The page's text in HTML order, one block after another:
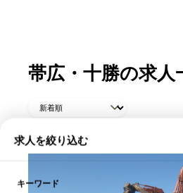
求人を絞り込む
キーワード
帯広・十勝の求人